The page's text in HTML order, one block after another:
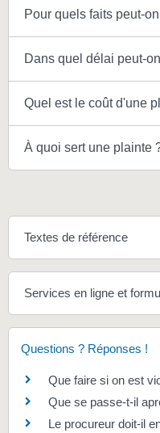
Pour quels faits peut-
Dans quel délai peut-
Quel est le coût d'une
À quoi sert une plainte
Textes de référence
Services en ligne et
Questions ? Réponses !
Que faire si on est
Que se passe-t-il
Le procureur doit-il